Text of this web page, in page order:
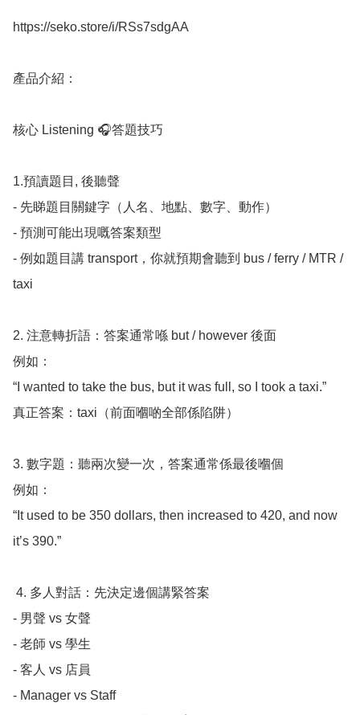
https://seko.store/i/RSs7sdgAA
產品介紹：
核心 Listening 🎧答題技巧
1.預讀題目, 後聽聲
- 先睇題目關鍵字（人名、地點、數字、動作）
- 預測可能出現嘅答案類型
- 例如題目講 transport，你就預期會聽到 bus / ferry / MTR /
taxi
2. 注意轉折語：答案通常喺 but / however 後面
例如：
“I wanted to take the bus, but it was full, so I took a taxi.”
真正答案：taxi（前面嗰啲全部係陷阱）
3. 數字題：聽兩次變一次，答案通常係最後嗰個
例如：
“It used to be 350 dollars, then increased to 420, and now
it’s 390.”
- 男聲 vs 女聲
- 老師 vs 學生
- 客人 vs 店員
- Manager vs Staff